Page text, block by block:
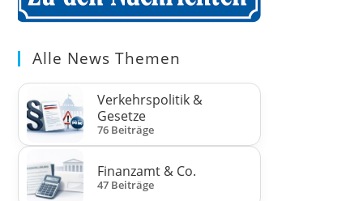
Alle News Themen
Verkehrspolitik &
Gesetze
76 Beiträge
Finanzamt & Co.
47 Beiträge